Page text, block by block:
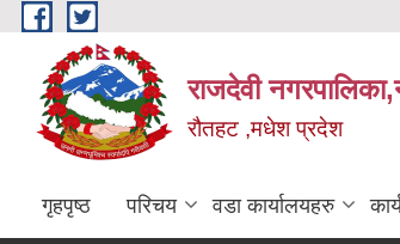
Skip to main content
राजदेवी
रौतहट ,मधेश प्रदेश
गृहपृष्ठ परिचय वडा कार्यालयहरु